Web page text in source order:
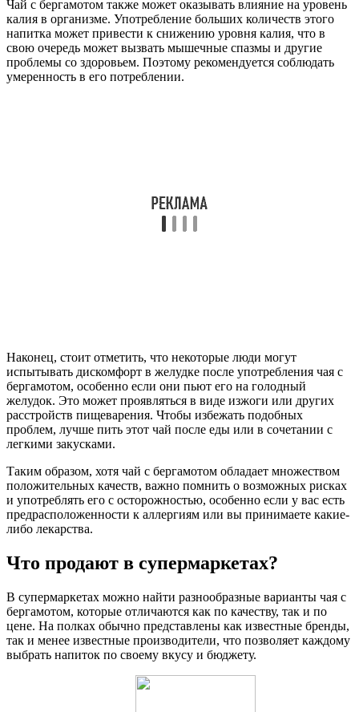
Чай с бергамотом также может оказывать влияние на уровень
калия в организме. Употребление больших количеств этого
напитка может привести к снижению уровня калия, что в
свою очередь может вызвать мышечные спазмы и другие
проблемы со здоровьем. Поэтому рекомендуется соблюдать
умеренность в его потреблении.
Наконец, стоит отметить, что некоторые люди могут
испытывать дискомфорт в желудке после употребления чая с
бергамотом, особенно если они пьют его на голодный
желудок. Это может проявляться в виде изжоги или других
расстройств пищеварения. Чтобы избежать подобных
проблем, лучше пить этот чай после еды или в сочетании с
легкими закусками.
Таким образом, хотя чай с бергамотом обладает множеством
положительных качеств, важно помнить о возможных рисках
и употреблять его с осторожностью, особенно если у вас есть
предрасположенности к аллергиям или вы принимаете какие-
либо лекарства.
Что продают в супермаркетах?
В супермаркетах можно найти разнообразные варианты чая с
бергамотом, которые отличаются как по качеству, так и по
цене. На полках обычно представлены как известные бренды,
так и менее известные производители, что позволяет каждому
выбрать напиток по своему вкусу и бюджету.